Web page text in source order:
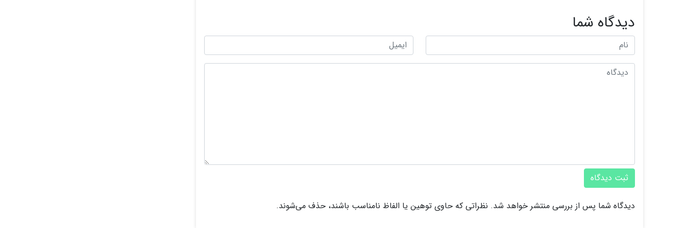
دیدگاه شما
ثبت دیدگاه
دیدگاه شما پس از بررسی منتشر خواهد شد. نظراتی که حاوی توهین یا الفاظ نامناسب باشند، حذف می‌شوند.